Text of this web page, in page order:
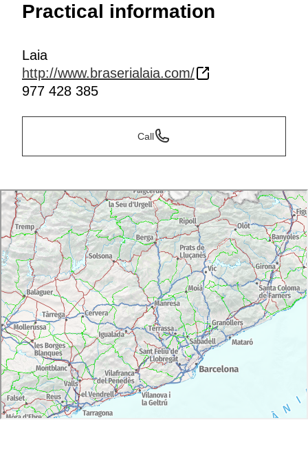
Practical information
Laia
http://www.braserialaia.com/
977 428 385
Call